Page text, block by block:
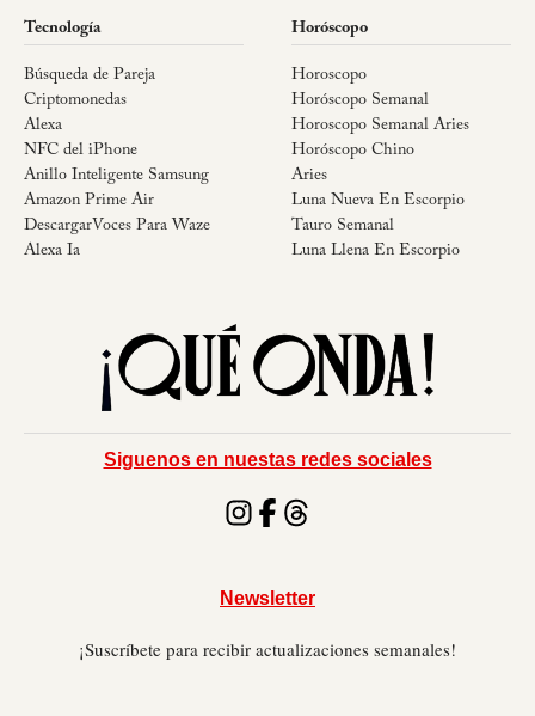
Tecnología
Búsqueda de Pareja
Criptomonedas
Alexa
NFC del iPhone
Anillo Inteligente Samsung
Amazon Prime Air
DescargarVoces Para Waze
Alexa Ia
Horóscopo
Horoscopo
Horóscopo Semanal
Horoscopo Semanal Aries
Horóscopo Chino
Aries
Luna Nueva En Escorpio
Tauro Semanal
Luna Llena En Escorpio
Siguenos en nuestas redes sociales
Newsletter
¡Suscríbete para recibir actualizaciones semanales!